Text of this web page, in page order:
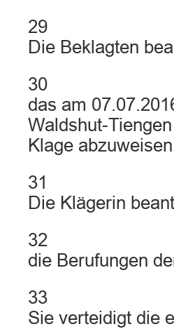
29
Die Beklagten
30
das am
Waldshut-
Klage
31
Die Klägerin
32
die Berufungen
33
Sie verteidigt die